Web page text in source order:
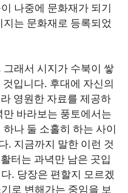
나중에 문화재가 되기
는 문화재로 등록되었
래서 시지가 수북이 쌓
입니다. 후대에 자신의
영원한 자료를 제공하
바라보는 풍토에서는
나 둘 소홀히 하는 사이
. 지금까지 말한 이런 것
터는 과녁만 남은 곳입
. 당장은 편할지 모르겠
로 변해가는 중임을 보